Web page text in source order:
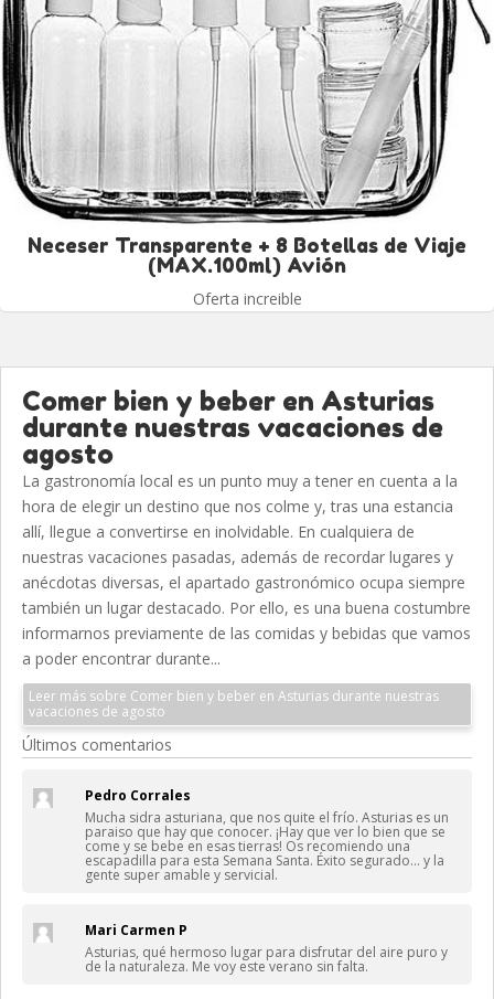
Neceser Transparente + 8 Botellas de Viaje
(MAX.100ml) Avión
Oferta increible
Comer bien y beber en Asturias
durante nuestras vacaciones de
agosto
La gastronomía local es un punto muy a tener en cuenta a la
hora de elegir un destino que nos colme y, tras una estancia
allí, llegue a convertirse en inolvidable. En cualquiera de
nuestras vacaciones pasadas, además de recordar lugares y
anécdotas diversas, el apartado gastronómico ocupa siempre
también un lugar destacado. Por ello, es una buena costumbre
informarnos previamente de las comidas y bebidas que vamos
a poder encontrar durante...
Leer más sobre Comer bien y beber en Asturias durante nuestras
vacaciones de agosto
Últimos comentarios
Pedro Corrales
Mucha sidra asturiana, que nos quite el frío. Asturias es un
paraiso que hay que conocer. ¡Hay que ver lo bien que se
come y se bebe en esas tierras! Os recomiendo una
escapadilla para esta Semana Santa. Éxito segurado… y la
gente super amable y servicial.
Mari Carmen P
Asturias, qué hermoso lugar para disfrutar del aire puro y
de la naturaleza. Me voy este verano sin falta.